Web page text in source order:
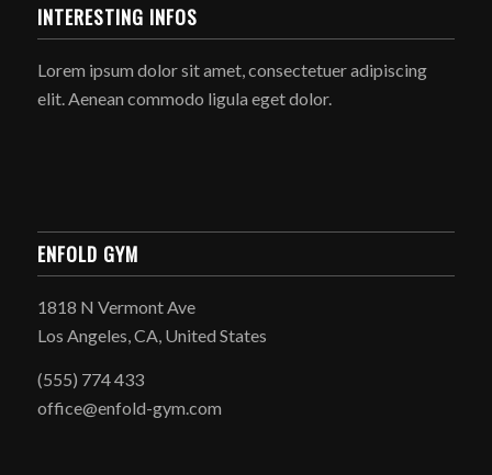
INTERESTING INFOS
Lorem ipsum dolor sit amet, consectetuer adipiscing
elit. Aenean commodo ligula eget dolor.
ENFOLD GYM
1818 N Vermont Ave
Los Angeles, CA, United States
(555) 774 433
office@enfold-gym.com